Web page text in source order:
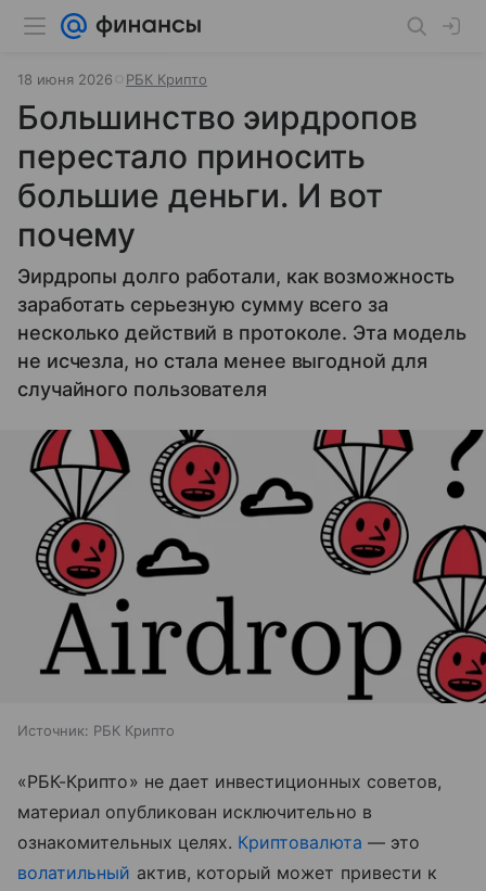
18 июня 2026 РБК Крипто
Большинство эирдропов
перестало приносить
большие деньги. И вот
почему
Эирдропы долго работали, как возможность
заработать серьезную сумму всего за
несколько действий в протоколе. Эта модель
не исчезла, но стала менее выгодной для
случайного пользователя
Источник: РБК Крипто
«РБК-Крипто» не дает инвестиционных советов,
материал опубликован исключительно в
ознакомительных целях. Криптовалюта — это
волатильный актив, который может привести к